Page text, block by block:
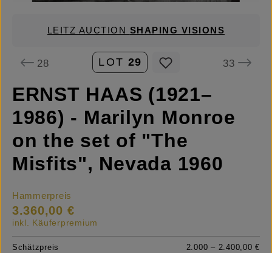
LEITZ AUCTION SHAPING VISIONS
28 LOT 29 33
ERNST HAAS (1921–
1986) - Marilyn Monroe
on the set of "The
Misfits", Nevada 1960
Hammerpreis
3.360,00 €
inkl. Käuferpremium
Schätzpreis
2.000 – 2.400,00 €